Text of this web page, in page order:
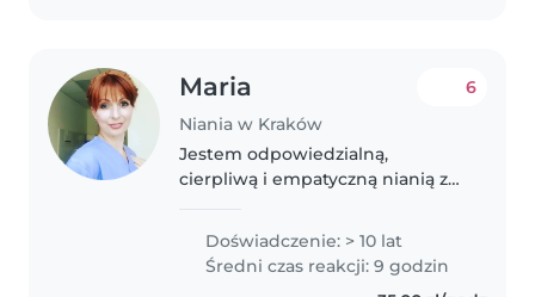
Maria
Niania w Kraków
6
Jestem odpowiedzialną,
cierpliwą i empatyczną nianią z
dziećmi w wieku od
niemowlęcego po przedszkolny.
Doświadczenie: > 10 lat
Średni czas reakcji: 9 godzin